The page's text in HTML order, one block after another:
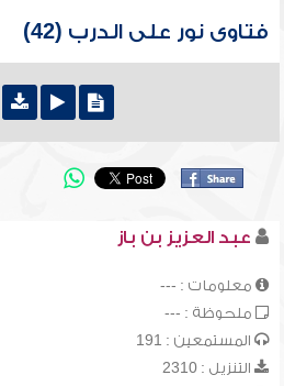
فتاوى نور على الدرب (42)
عبد العزيز بن باز
معلومات : ---
ملحوظة : ---
المستمعين : 191
التنزيل : 2310